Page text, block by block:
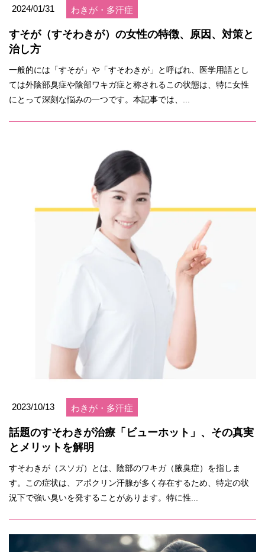
2024/01/31 わきが・多汗症
すそが（すそわきが）の女性の特徴、原因、対策と
治し方
一般的には「すそが」や「すそわきが」と呼ばれ、医学用語とし
ては外陰部臭症や陰部ワキガ症と称されるこの状態は、特に女性
にとって深刻な悩みの一つです。本記事では、...
2023/10/13 わきが・多汗症
話題のすそわきが治療「ビューホット」、その真実
とメリットを解明
すそわきが（スソガ）とは、陰部のワキガ（腋臭症）を指しま
す。この症状は、アポクリン汗腺が多く存在するため、特定の状
況下で強い臭いを発することがあります。特に性...